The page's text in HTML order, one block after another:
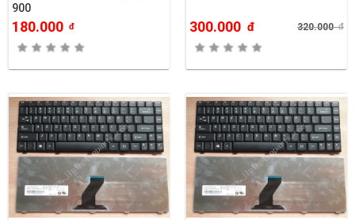
900
180.000 đ 300.000 đ 320.000đ